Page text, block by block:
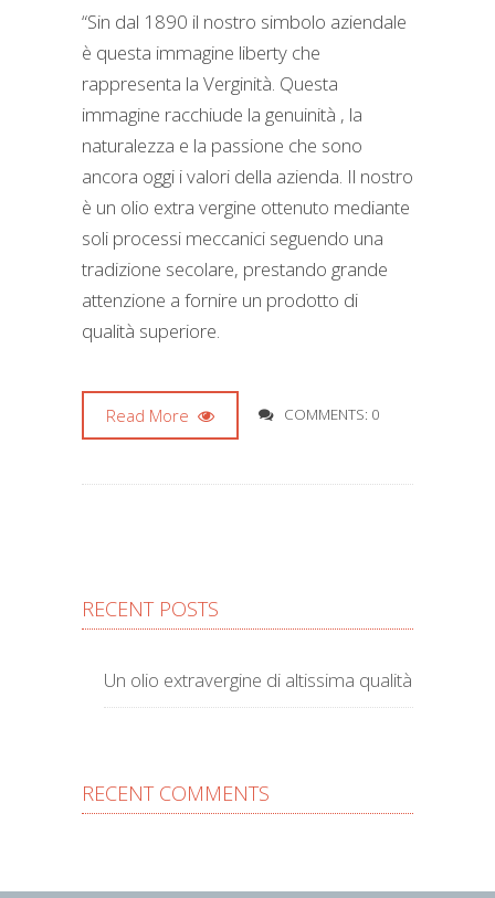
“Sin dal 1890 il nostro simbolo aziendale
è questa immagine liberty che
rappresenta la Verginità. Questa
immagine racchiude la genuinità , la
naturalezza e la passione che sono
ancora oggi i valori della azienda. Il nostro
è un olio extra vergine ottenuto mediante
soli processi meccanici seguendo una
tradizione secolare, prestando grande
attenzione a fornire un prodotto di
qualità superiore.
Read More COMMENTS: 0
RECENT POSTS
Un olio extravergine di altissima qualità
RECENT COMMENTS